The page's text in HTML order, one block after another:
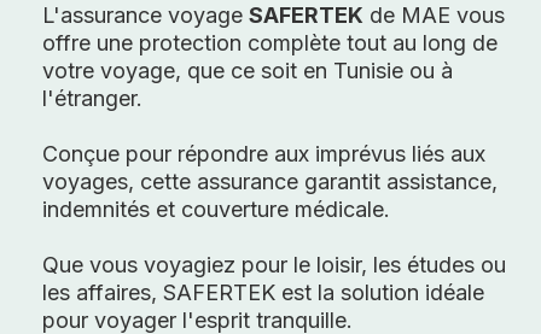
L'assurance voyage SAFERTEK de MAE vous
offre une protection complète tout au long de
votre voyage, que ce soit en Tunisie ou à
l'étranger.
Conçue pour répondre aux imprévus liés aux
voyages, cette assurance garantit assistance,
indemnités et couverture médicale.
Que vous voyagiez pour le loisir, les études ou
les affaires, SAFERTEK est la solution idéale
pour voyager l'esprit tranquille.